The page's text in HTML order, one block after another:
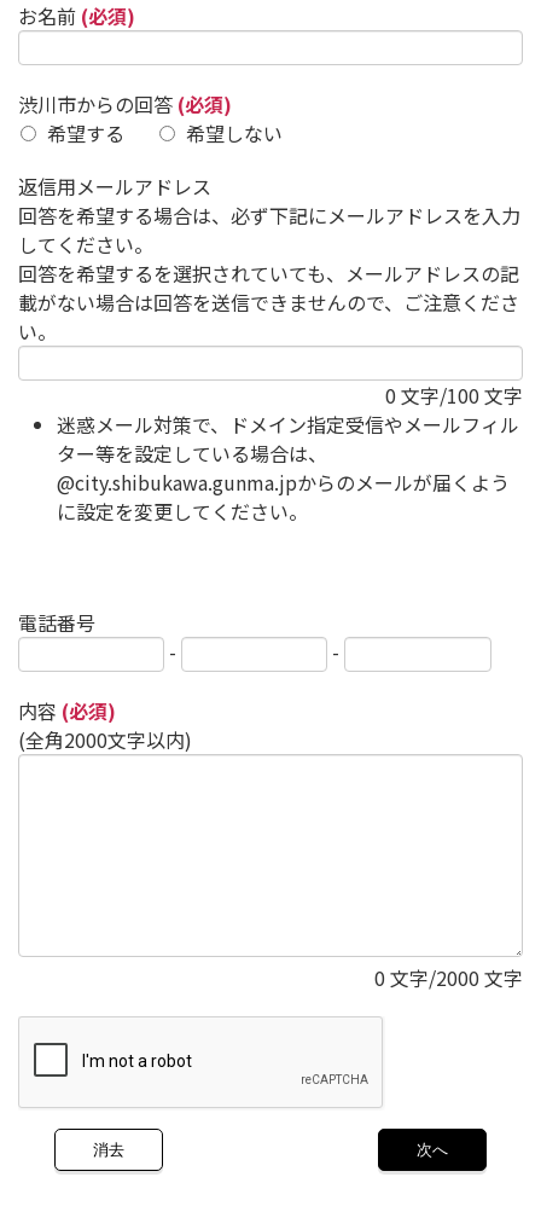
お名前 (必須)
渋川市からの回答 (必須)
希望する
希望しない
返信用メールアドレス
回答を希望する場合は、必ず下記にメールアドレスを入力
してください。
回答を希望するを選択されていても、メールアドレスの記
載がない場合は回答を送信できませんので、ご注意くださ
い。
0 文字/100 文字
迷惑メール対策で、ドメイン指定受信やメールフィル
ター等を設定している場合は、
@city.shibukawa.gunma.jpからのメールが届くよう
に設定を変更してください。
電話番号
-
-
内容 (必須)
(全角2000文字以内)
0 文字/2000 文字